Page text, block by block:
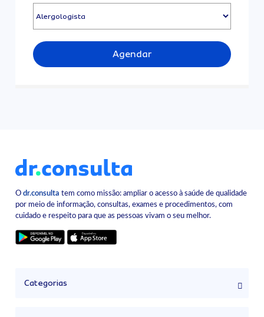
Agendar
Odr.consulta tem como missão: ampliar o acesso à saúde de qualidade
por meio de informação, consultas, exames e procedimentos, com
cuidado e respeito para que as pessoas vivam o seu melhor.
Categorias